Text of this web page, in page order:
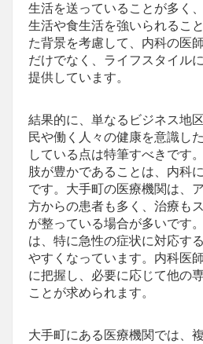
生活を送っていることが多く
生活や食生活を強いられるこ
た背景を考慮して、内科の医
だけでなく、ライフスタイル
提供しています。
結果的に、単なるビジネス地
民や働く人々の健康を意識し
している点は特筆すべきです
肢が豊かであることは、内科
です。大手町の医療機関は、
方からの患者も多く、治療も
が整っている場合が多いです
は、特に急性の症状に対応す
やすくなっています。内科医
に把握し、必要に応じて他の
ことが求められます。
大手町にある医療機関では、